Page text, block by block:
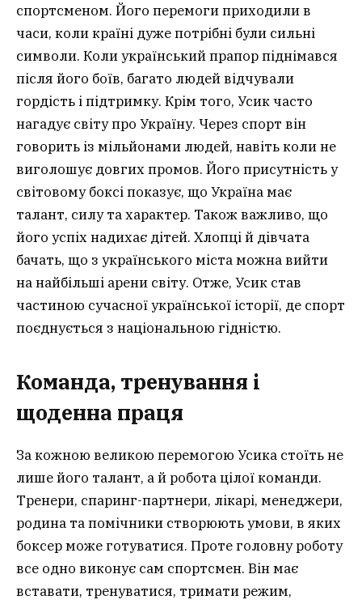
спортсменом. Його перемоги приходили в
часи, коли країні дуже потрібні були сильні
символи. Коли український прапор піднімався
після його боїв, багато людей відчували
гордість і підтримку. Крім того, Усик часто
нагадує світу про Україну. Через спорт він
говорить із мільйонами людей, навіть коли не
виголошує довгих промов. Його присутність у
світовому боксі показує, що Україна має
талант, силу та характер. Також важливо, що
його успіх надихає дітей. Хлопці й дівчата
бачать, що з українського міста можна вийти
на найбільші арени світу. Отже, Усик став
частиною сучасної української історії, де спорт
поєднується з національною гідністю.
Команда, тренування і
щоденна праця
За кожною великою перемогою Усика стоїть не
лише його талант, а й робота цілої команди.
Тренери, спаринг-партнери, лікарі, менеджери,
родина та помічники створюють умови, в яких
боксер може готуватися. Проте головну роботу
все одно виконує сам спортсмен. Він має
вставати, тренуватися, тримати режим,